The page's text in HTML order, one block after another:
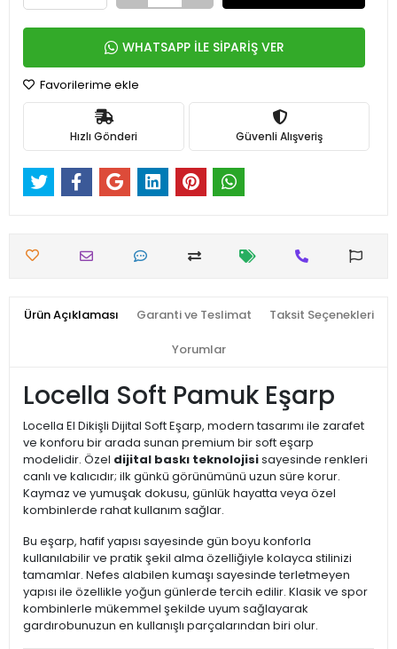
WHATSAPP İLE SİPARİŞ VER
Favorilerime ekle
Hızlı Gönderi Güvenli Alışveriş
Ürün Açıklaması Garanti ve Teslimat Taksit Seçenekleri
Yorumlar
Locella Soft Pamuk Eşarp
Locella El Dikişli Dijital Soft Eşarp, modern tasarımı ile zarafet
ve konforu bir arada sunan premium bir soft eşarp
modelidir. Özel dijital baskı teknolojisisayesinde renkleri
canlı ve kalıcıdır; ilk günkü görünümünü uzun süre korur.
Kaymaz ve yumuşak dokusu, günlük hayatta veya özel
kombinlerde rahat kullanım sağlar.
Bu eşarp, hafif yapısı sayesinde gün boyu konforla
kullanılabilir ve pratik şekil alma özelliğiyle kolayca stilinizi
tamamlar. Nefes alabilen kumaşı sayesinde terletmeyen
yapısı ile özellikle yoğun günlerde tercih edilir. Klasik ve spor
kombinlerle mükemmel şekilde uyum sağlayarak
gardırobunuzun en kullanışlı parçalarından biri olur.